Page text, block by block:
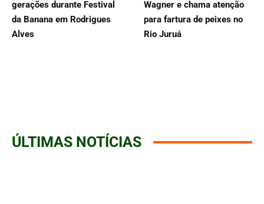
gerações durante Festival
da Banana em Rodrigues
Alves
Wagner e chama atenção
para fartura de peixes no
Rio Juruá
ÚLTIMAS NOTÍCIAS